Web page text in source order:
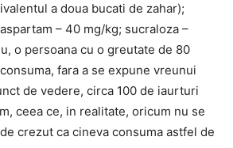
a doua bucati de zahar);
– 40 mg/kg; sucraloza –
o persoana cu o greutate de 80
fara a se expune vreunui
de vedere, circa 100 de iaurturi
ceea ce, in realitate, oricum nu se
crezut ca cineva consuma astfel de